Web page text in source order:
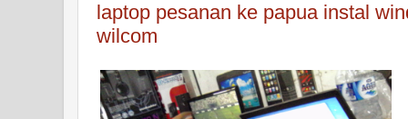
laptop pesanan ke papua instal
wilcom